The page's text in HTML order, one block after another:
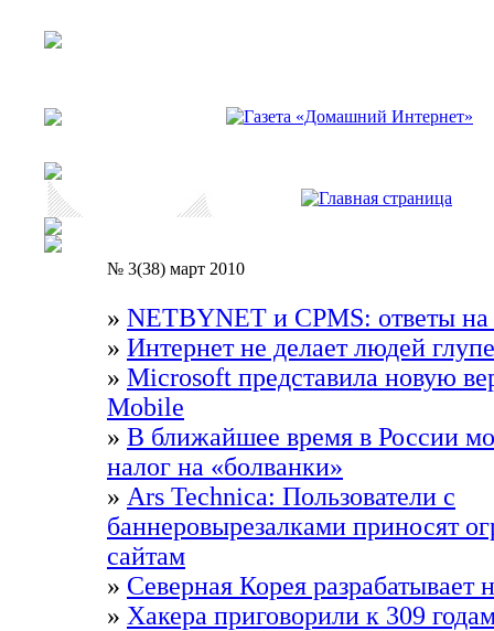
№ 3(38) март 2010
» NETBYNET и CPMS: ответы
» Интернет не делает людей
» Microsoft представила новую
Mobile
» В ближайшее время в России
налог на «болванки»
» Ars Technica: Пользователи с
баннеровырезалками приносят
сайтам
» Северная Корея
» Хакера приговорили к 309